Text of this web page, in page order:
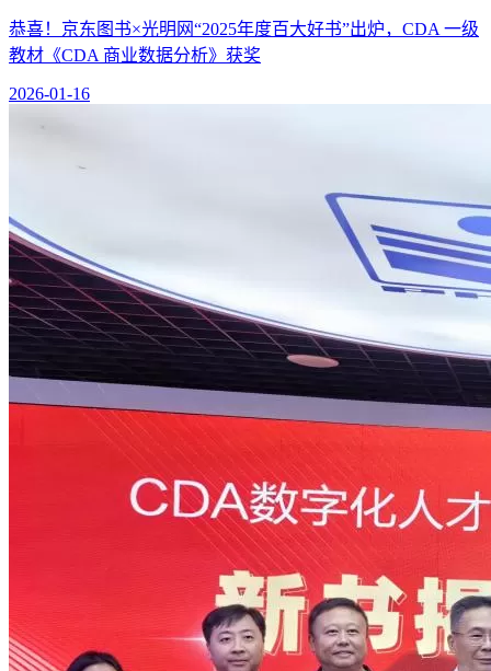
恭喜！京东图书×光明网“2025年度百大好书”出炉，CDA 一级
教材《CDA 商业数据分析》获奖
2026-01-16